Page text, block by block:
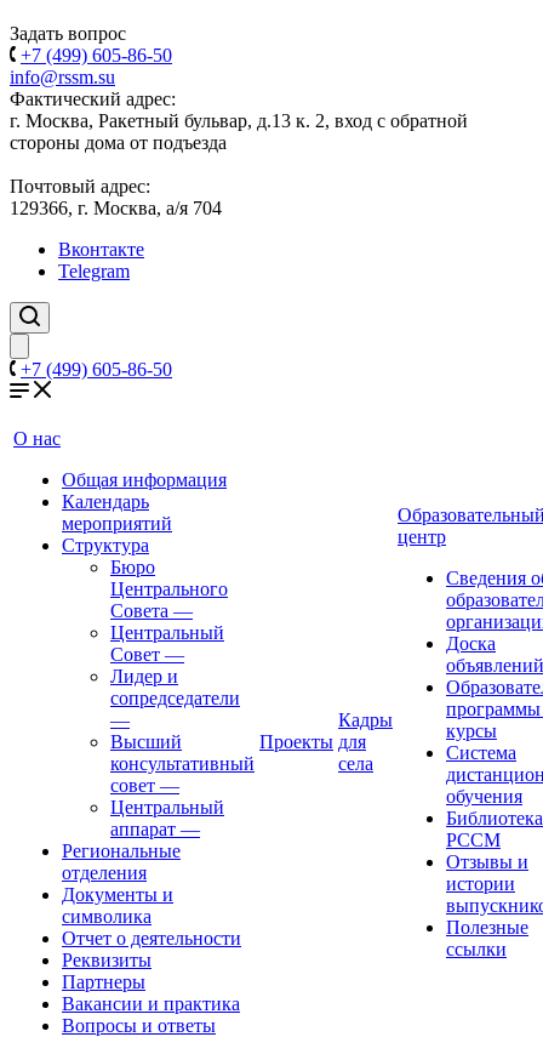
Задать вопрос
+7 (499) 605-86-50
info@rssm.su
Фактический адрес:
г. Москва, Ракетный бульвар, д.13 к. 2, вход с обратной
стороны дома от подъезда
Почтовый адрес:
129366, г. Москва, а/я 704
Вконтакте
Telegram
+7 (499) 605-86-50
О нас
Общая информация
Календарь
мероприятий
Структура
Бюро
Центрального
Совета —
Центральный
Совет —
Лидер и
сопредседатели
—
Высший
консультативный
совет —
Центральный
аппарат —
Региональные
отделения
Документы и
символика
Отчет о деятельности
Реквизиты
Партнеры
Вакансии и практика
Вопросы и ответы
Проекты
Кадры
для
села
центр
Сведения
Доска
объявлений
курсы
Система
обучения
Библиотека
РССМ
Отзывы и
истории
Полезные
ссылки